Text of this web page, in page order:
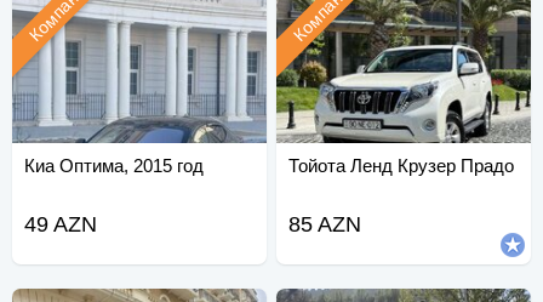
Киа Оптима, 2015 год
49 AZN
Тойота Ленд Крузер Прадо
85 AZN